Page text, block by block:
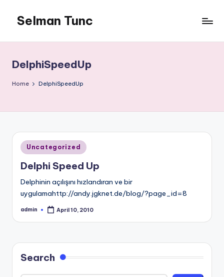
Selman Tunc
DelphiSpeedUp
Home DelphiSpeedUp
Posted
in
Uncategorized
Delphi Speed Up
Delphinin açılışını hızlandıran ve bir
uygulamahttp://andy.jgknet.de/blog/?page_id=8
Posted
admin April 10, 2010
Search